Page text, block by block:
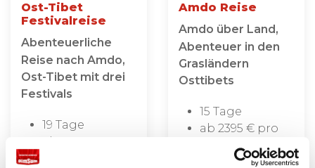
Ost-Tibet
Festivalreise
Abenteuerliche
Reise nach Amdo,
Ost-Tibet mit drei
Festivals
19 Tage
ab 2995 € pro
Amdo Reise
Amdo über Land,
Abenteuer in den
Grasländern
Osttibets
15 Tage
ab 2395 € pro
Person